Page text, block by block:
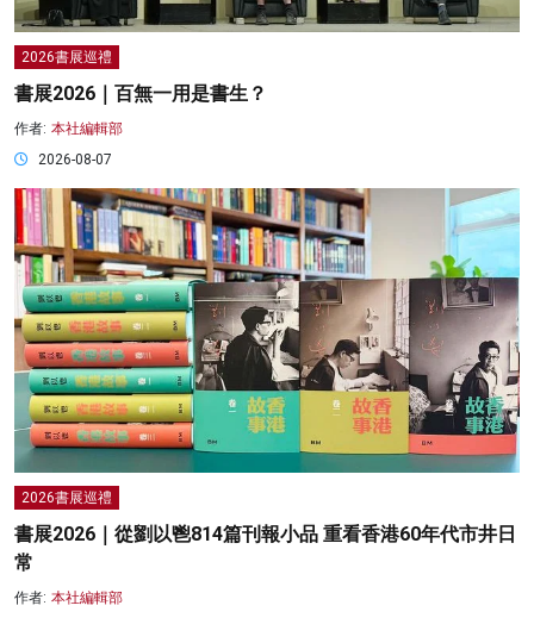
2026書展巡禮
書展2026｜百無一用是書生？
作者: 本社編輯部
2026-08-07
2026書展巡禮
書展2026｜從劉以鬯814篇刊報小品 重看香港60年代市井日
常
作者: 本社編輯部